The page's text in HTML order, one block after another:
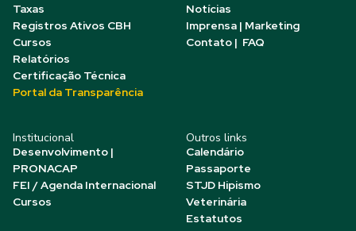
Taxas
Registros Ativos CBH
Cursos
Relatórios
Certificação Técnica
Portal da Transparência
Notícias
Imprensa | Marketing
Contato | FAQ
Institucional
Desenvolvimento |
PRONACAP
FEI / Agenda Internacional
Cursos
Outros links
Calendário
Passaporte
STJD Hipismo
Veterinária
Estatutos